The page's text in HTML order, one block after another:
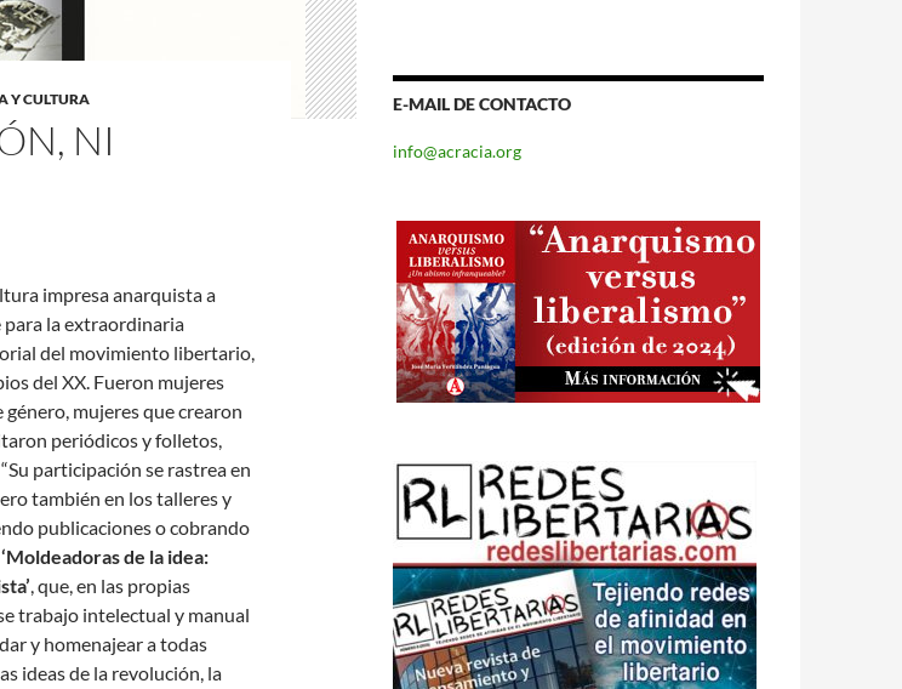
Y CULTURA
NI
impresa anarquista a
la extraordinaria
del movimiento libertario,
del XX. Fueron mujeres
género, mujeres que crearon
periódicos y folletos,
participación se rastrea en
también en los talleres y
publicaciones o cobrando
‘Moldeadoras de la idea:
, que, en las propias
trabajo intelectual y manual
y homenajear a todas
ideas de la revolución, la
E-MAIL DE CONTACTO
info@acracia.org